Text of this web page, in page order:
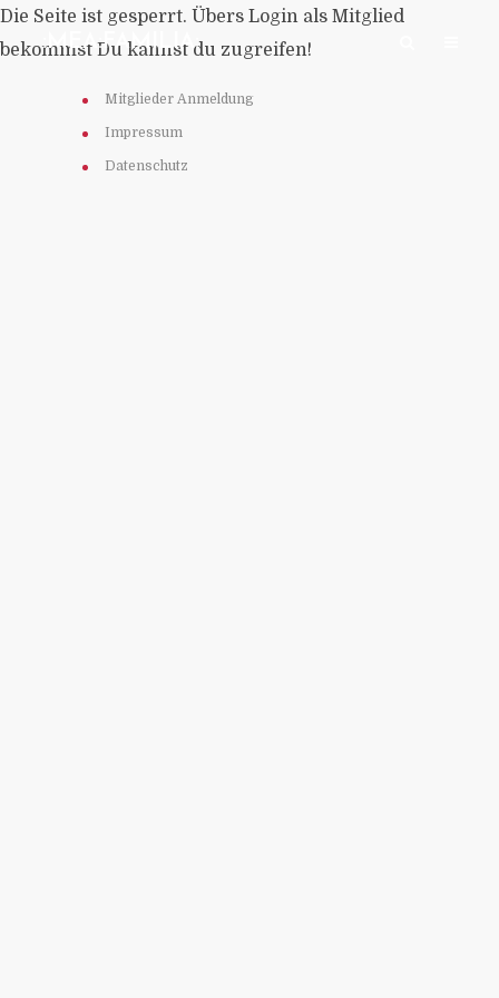
:MEA:FAMILIA:
Die Seite ist gesperrt. Übers Login als Mitglied
bekommst Du kannst du zugreifen!
Mitglieder Anmeldung
Impressum
Datenschutz